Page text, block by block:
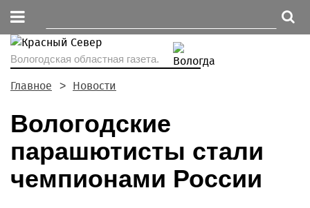
Вологодская областная газета.
Главное Новости
Вологодские
парашютисты стали
чемпионами России